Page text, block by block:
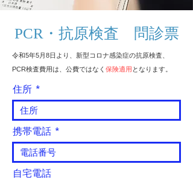
​PCR・抗原検査 問診票
令和5年5月8日より、新型コロナ感染症の抗原検査、
PCR検査費用は、公費ではなく 保険適用 となります。
住所
携帯電話
自宅電話